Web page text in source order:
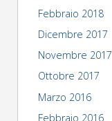
Febbraio 2018
Dicembre 2017
Novembre 2017
Ottobre 2017
Marzo 2016
Febbraio 2016